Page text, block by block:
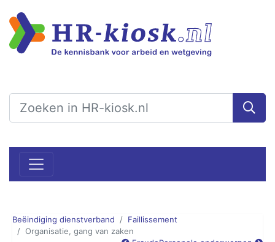
Beëindiging dienstverband
Faillissement
Organisatie, gang van zaken